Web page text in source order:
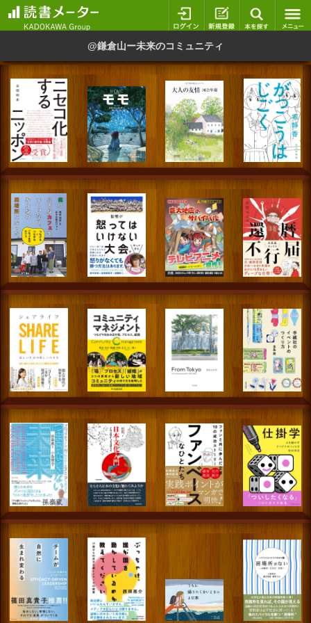
ログイン 新規登録
@鎌倉山ー未来のコミュニティ
スマートフォン版 パソコン版
利用規約 個人情報保護基本方針
Cookie等の利用に関するガイドライン
サイトアクセス情報の取得について
法人・プレスお問い合わせ 運営会社
※本サイトはアフィリエイトプログラムによる収益を得ていま
す